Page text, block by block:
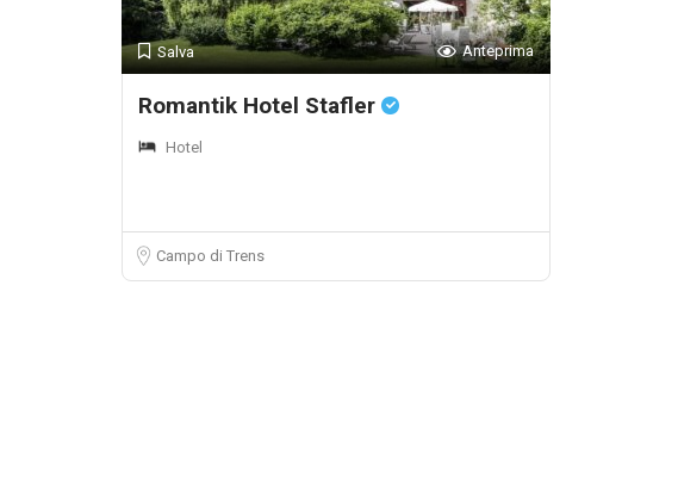
Salva Anteprima
Romantik Hotel Stafler
Hotel
Campo di Trens